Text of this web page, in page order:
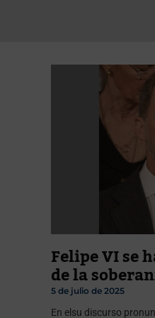
Felipe VI se
de la
5 de julio de 2025
En elsu discurso